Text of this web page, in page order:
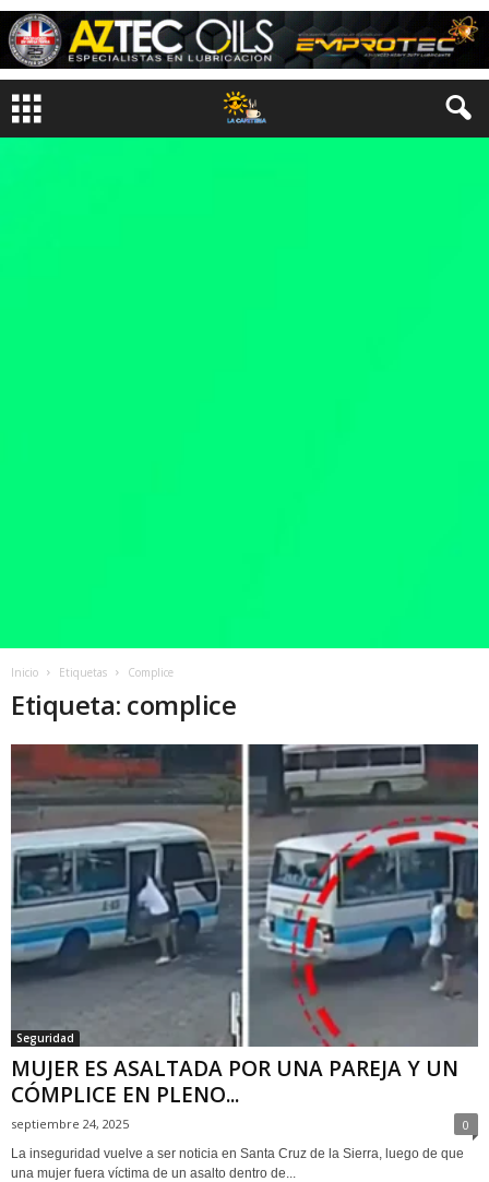
Inicio Etiquetas Complice
Etiqueta: complice
Seguridad
MUJER ES ASALTADA POR UNA PAREJA Y UN
CÓMPLICE EN PLENO...
septiembre 24, 2025 0
La inseguridad vuelve a ser noticia en Santa Cruz de la Sierra, luego de que
una mujer fuera víctima de un asalto dentro de...